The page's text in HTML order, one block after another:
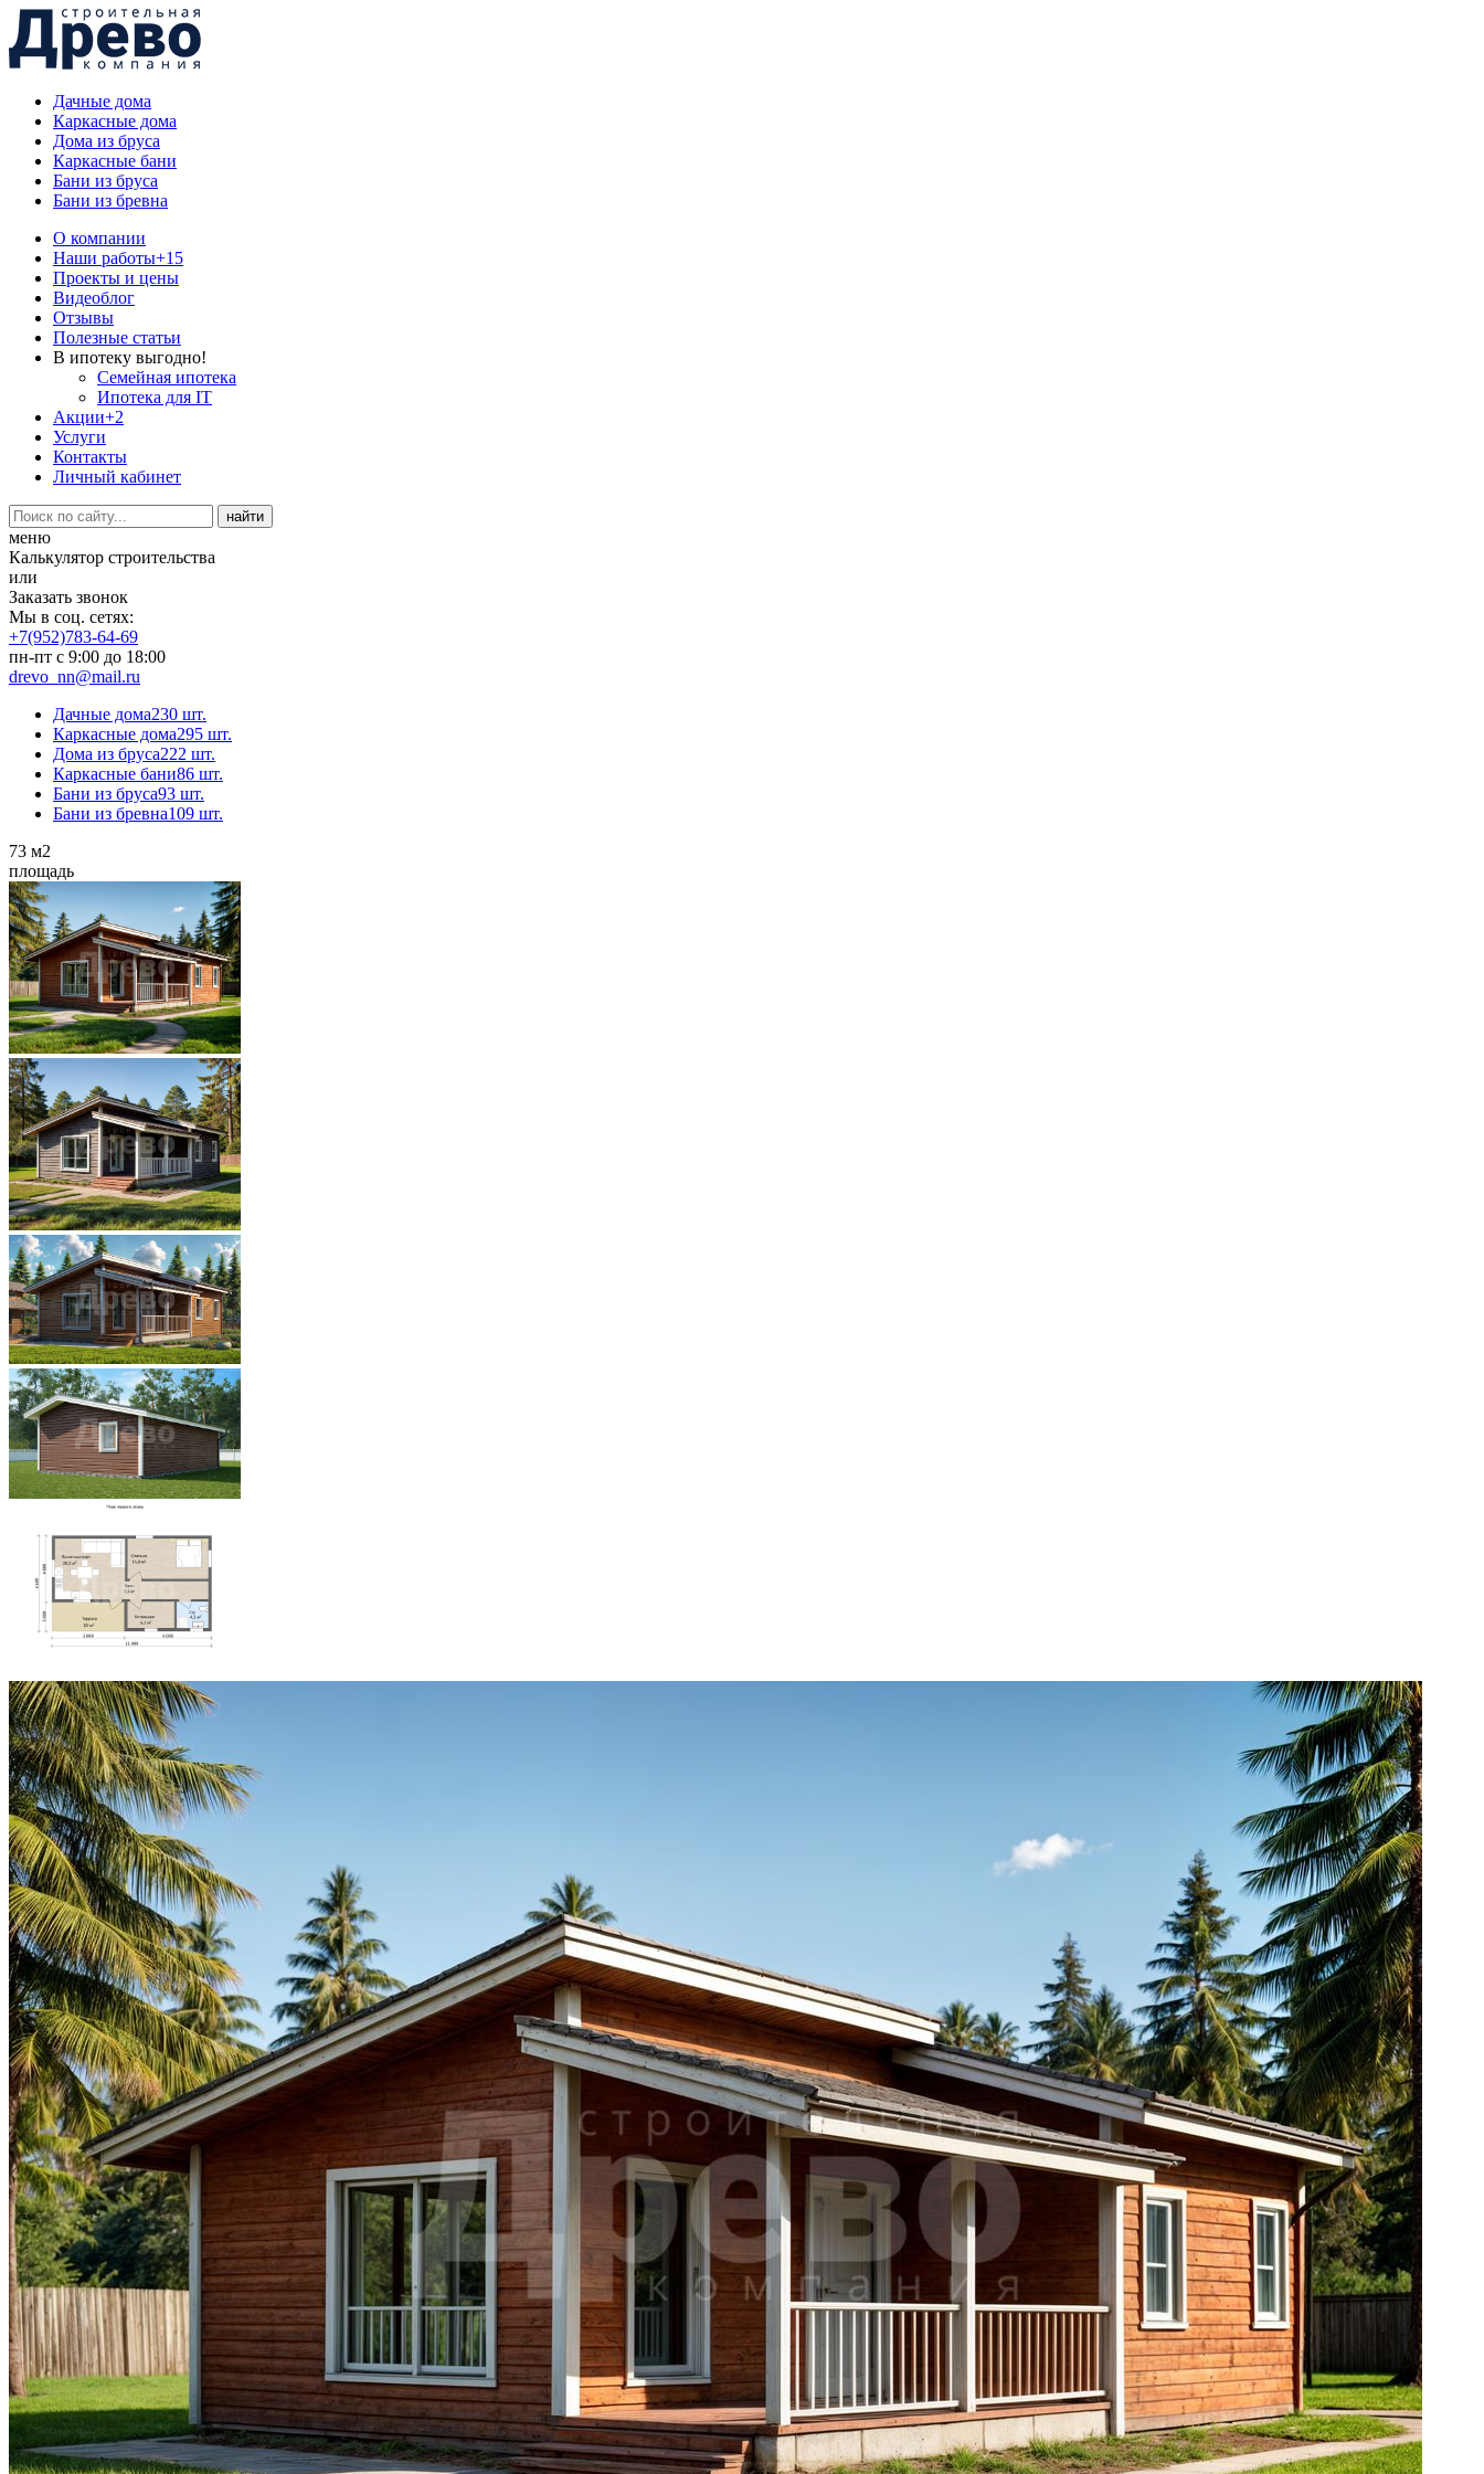
Дачные дома
Каркасные дома
Дома из бруса
Каркасные бани
Бани из бруса
Бани из бревна
О компании
Наши работы+15
Проекты и цены
Видеоблог
Отзывы
Полезные статьи
В ипотеку выгодно!
Семейная ипотека
Ипотека для IT
Акции+2
Услуги
Контакты
Личный кабинет
меню
Калькулятор строительства
или
Заказать звонок
Мы в соц. сетях:
+7(952)783-64-69
пн-пт с 9:00 до 18:00
drevo_nn@mail.ru
Дачные дома230 шт.
Каркасные дома295 шт.
Дома из бруса222 шт.
Каркасные бани86 шт.
Бани из бруса93 шт.
Бани из бревна109 шт.
73 м2
площадь